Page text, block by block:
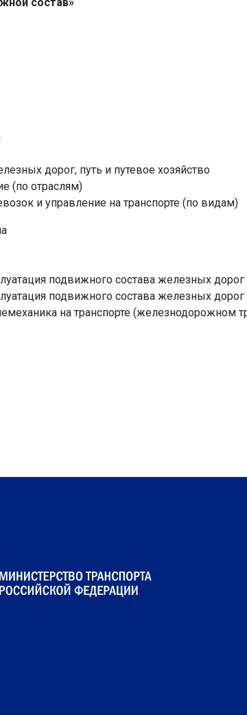
дорог, путь и путевое хозяйство
(по отраслям)
и управление на транспорте (по видам)
подвижного состава железных
подвижного состава железных
на транспорте (железнодорожном